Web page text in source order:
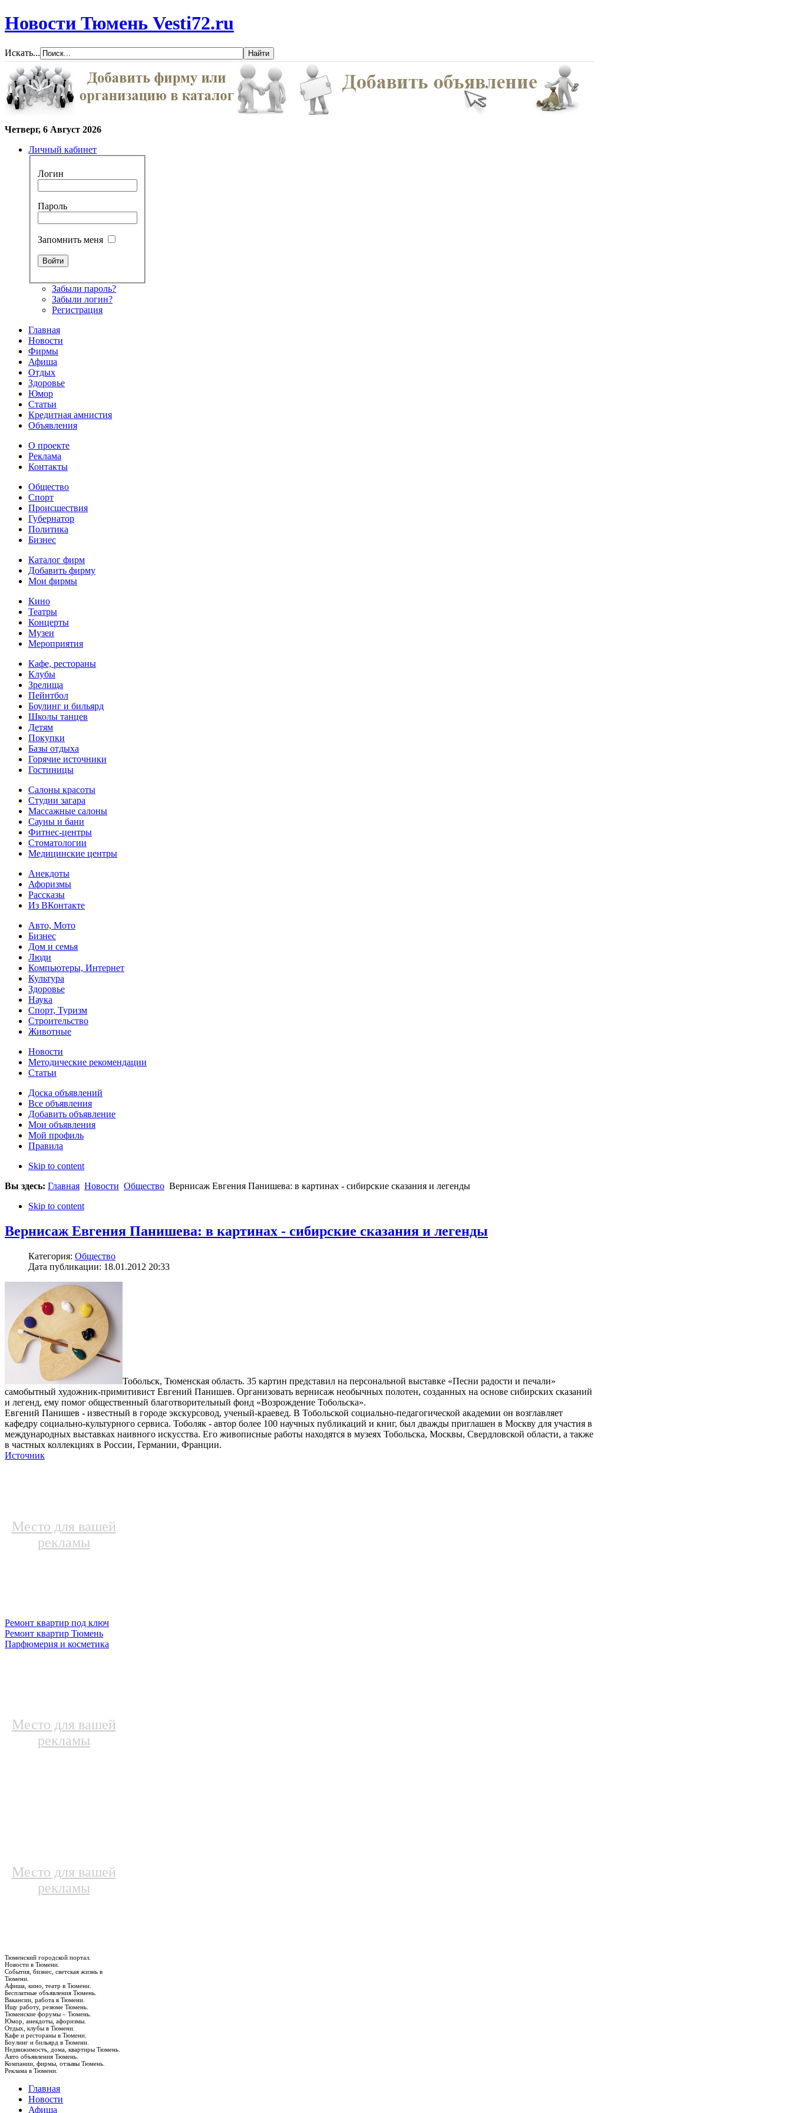
Новости Тюмень Vesti72.ru
Искать...
Четверг, 6 Август 2026
Личный кабинет
Логин
Пароль
Запомнить меня
Забыли пароль?
Забыли логин?
Регистрация
Главная
Новости
Фирмы
Афиша
Отдых
Здоровье
Юмор
Статьи
Кредитная амнистия
Объявления
О проекте
Реклама
Контакты
Общество
Спорт
Происшествия
Губернатор
Политика
Бизнес
Каталог фирм
Добавить фирму
Мои фирмы
Кино
Театры
Концерты
Музеи
Мероприятия
Кафе, рестораны
Клубы
Зрелища
Пейнтбол
Боулинг и бильярд
Школы танцев
Детям
Покупки
Базы отдыха
Горячие источники
Гостиницы
Салоны красоты
Студии загара
Массажные салоны
Сауны и бани
Фитнес-центры
Стоматологии
Медицинские центры
Анекдоты
Афоризмы
Рассказы
Из ВКонтакте
Авто, Мото
Бизнес
Дом и семья
Люди
Компьютеры, Интернет
Культура
Здоровье
Наука
Спорт, Туризм
Строительство
Животные
Новости
Методические рекомендации
Статьи
Доска объявлений
Все объявления
Добавить объявление
Мои объявления
Мой профиль
Правила
Skip to content
Вы здесь: Главная Новости Общество Вернисаж Евгения Панишева: в картинах - сибирские сказания и легенды
Skip to content
Вернисаж Евгения Панишева: в картинах - сибирские сказания и легенды
Категория: Общество
Дата публикации: 18.01.2012 20:33
Тобольск, Тюменская область. 35 картин представил на персональной выставке «Песни радости и печали»
самобытный художник-примитивист Евгений Панишев. Организовать вернисаж необычных полотен, созданных на основе сибирских сказаний
и легенд, ему помог общественный благотворительный фонд «Возрождение Тобольска».
Евгений Панишев - известный в городе экскурсовод, ученый-краевед. В Тобольской социально-педагогической академии он возглавляет
кафедру социально-культурного сервиса. Тоболяк - автор более 100 научных публикаций и книг, был дважды приглашен в Москву для участия в
международных выставках наивного искусства. Его живописные работы находятся в музеях Тобольска, Москвы, Свердловской области, а также
в частных коллекциях в России, Германии, Франции.
Источник
Место для вашей
рекламы
Ремонт квартир под ключ
Ремонт квартир Тюмень
Парфюмерия и косметика
Место для вашей
рекламы
Место для вашей
рекламы
Тюменский городской портал.
Новости в Тюмени.
События, бизнес, светская жизнь в
Тюмени.
Афиша, кино, театр в Тюмени.
Бесплатные объявления Тюмень.
Вакансии, работа в Тюмени.
Ищу работу, резюме Тюмень.
Тюменские форумы – Тюмень.
Юмор, анекдоты, афоризмы.
Отдых, клубы в Тюмени.
Кафе и рестораны в Тюмени.
Боулинг и бильярд в Тюмени.
Недвижимость, дома, квартиры Тюмень.
Авто объявления Тюмень.
Компании, фирмы, отзывы Тюмень.
Реклама в Тюмени.
Главная
Новости
Афиша